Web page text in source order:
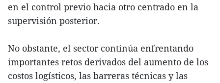
en el control previo hacia otro centrado en la
supervisión posterior.
No obstante, el sector continúa enfrentando
importantes retos derivados del aumento de los
costos logísticos, las barreras técnicas y las